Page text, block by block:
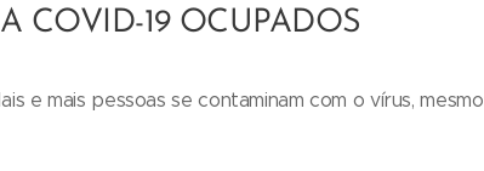
COVID-19 OCUPADOS
e mais pessoas se contaminam com o vírus, mesmo